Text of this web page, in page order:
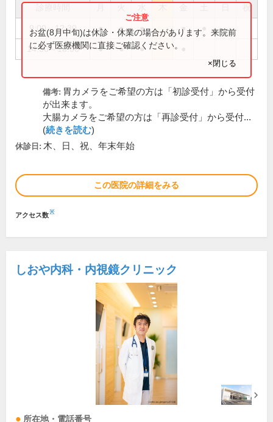
祝
9:00～12:30 ● ● ● ●
14:30～18:00 ● ● ●
お盆(8月中旬)は休診・休業の場合があります。来院前
に必ず医療機関に直接ご確認ください。
×閉じる
備考: 胃カメラをご希望の方は「初診受付」から受付
が出来ます。
大腸カメラをご希望の方は「再診受付」から受付...
(続きを読む)
休診日: 木、日、祝、年末年始
この医院の詳細をみる
アクセス数※
しおや内科・内視鏡クリニック
所在地・電話番号